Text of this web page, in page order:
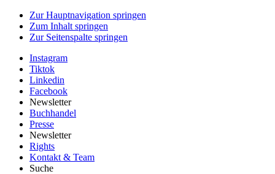
Zur Hauptnavigation springen
Zum Inhalt springen
Zur Seitenspalte springen
Instagram
Tiktok
Linkedin
Facebook
Newsletter
Buchhandel
Presse
Newsletter
Rights
Kontakt & Team
Suche